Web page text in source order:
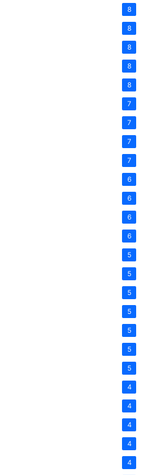
8
8
8
8
8
7
7
7
7
6
6
6
6
5
5
5
5
5
5
5
4
4
4
4
4